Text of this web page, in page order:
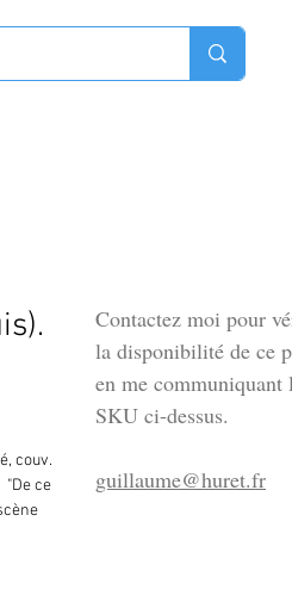
couv.
"De ce
de
Contactez moi pour
la disponibilité de ce
en me communiquant
SKU ci-dessus.
guillaume@huret.fr